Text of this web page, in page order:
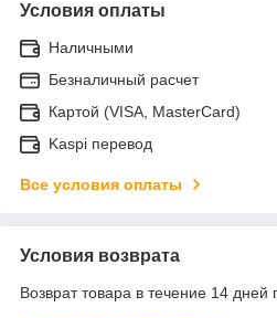
Условия оплаты
Наличными
Безналичный расчет
Картой (VISA, MasterCard)
Kaspi перевод
Все условия оплаты
Условия возврата
Возврат товара в течение 14 дней